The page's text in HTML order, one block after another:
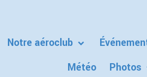
Notre aéroclub
Météo
Photos